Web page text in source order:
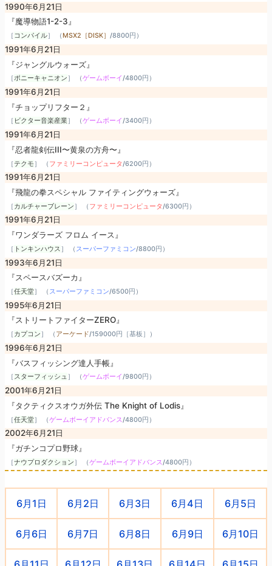
1990年6月21日
『魔導物語1-2-3』
［コンパイル］ （ MSX2［DISK］/8800円 ）
1991年6月21日
『ジャングルウォーズ』
［ポニーキャニオン］ （ゲームボーイ/4800円 ）
1991年6月21日
『チョップリフター２』
［ ビクター音楽産業］ （ゲームボーイ/3400円 ）
1991年6月21日
『忍者龍剣伝III〜黄泉の方舟〜』
［テクモ］ （ ファミリーコンピュータ /6200円 ）
1991年6月21日
『飛龍の拳スペシャル ファイティングウォーズ』
［カルチャーブレーン］ （ ファミリーコンピュータ/6300円 ）
1991年6月21日
『ワンダラーズ フロム イース』
［ トンキンハウス］ （ スーパーファミコン/8800円 ）
1993年6月21日
『スペースバズーカ』
［任天堂］ （ スーパーファミコン/6500円 ）
1995年6月21日
『ストリートファイターZERO』
［カプコン］ （ アーケード/159000円［基板］ ）
1996年6月21日
『バスフィッシング達人手帳』
［スターフィッシュ］ （ゲームボーイ/9800円 ）
2001年6月21日
『タクティクスオウガ外伝 The Knight of Lodis』
［任天堂］ （ゲームボーイアドバンス /4800円 ）
2002年6月21日
『ガチンコプロ野球』
［ナウプロダクション］ （ゲームボーイアドバンス/4800円 ）
6月1日 6月2日 6月3日 6月4日 6月5日
6月6日 6月7日 6月8日 6月9日 6月10日